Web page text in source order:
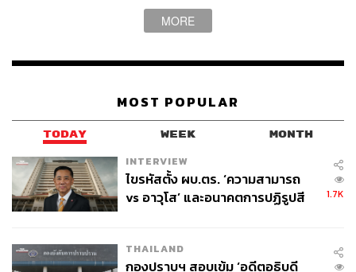
173
ABOUT THE AUTHOR
พลอยจันทร์ สุขคง
MORE
MOST POPULAR
TODAY WEEK MONTH
INTERVIEW
ไขรหัสตั้ง ผบ.ตร. ‘ความสามารถ
vs อาวุโส’ และอนาคตการปฏิรูปสี
1.7K
THAILAND
กองปราบฯ สอบเข้ม ‘อดีตอธิบดี